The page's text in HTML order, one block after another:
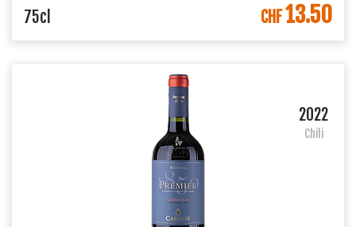
DANS LE PANIER
75cl CHF13.50
2022
Chili